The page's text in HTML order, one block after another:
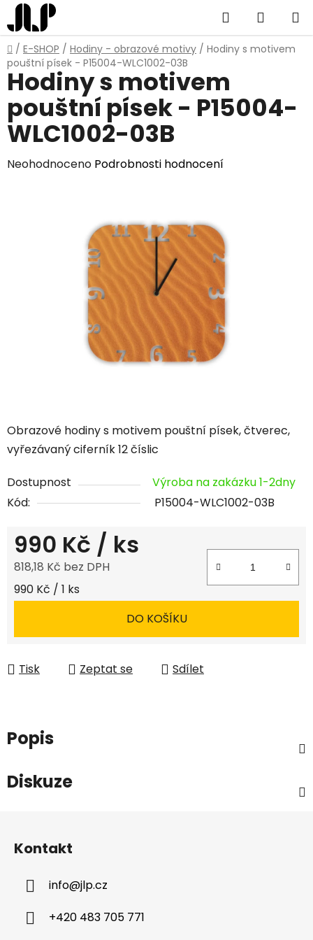
Přejít
na
obsah
Hledat
KOŠÍK
Domů
/ E-SHOP / Hodiny - obrazové motivy / Hodiny s motivem
pouštní písek - P15004-WLC1002-03B
Obrazové hodiny s motivem pouštní písek, čtverec,
vyřezávaný ciferník 12 číslic
Dostupnost
Výroba na zakázku 1-2dny
Kód:
P15004-WLC1002-03B
990 Kč / ks
818,18 Kč bez DPH
Měrná cena:
990 Kč / 1 ks
DO KOŠÍKU
Tisk Zeptat se Sdílet
Hodiny s motivem
pouštní písek - P15004-
WLC1002-03B
Průměrné
Neohodnoceno Podrobnosti hodnocení
Popis
Diskuze
Kontakt
info@jlp.cz
+420 483 705 771